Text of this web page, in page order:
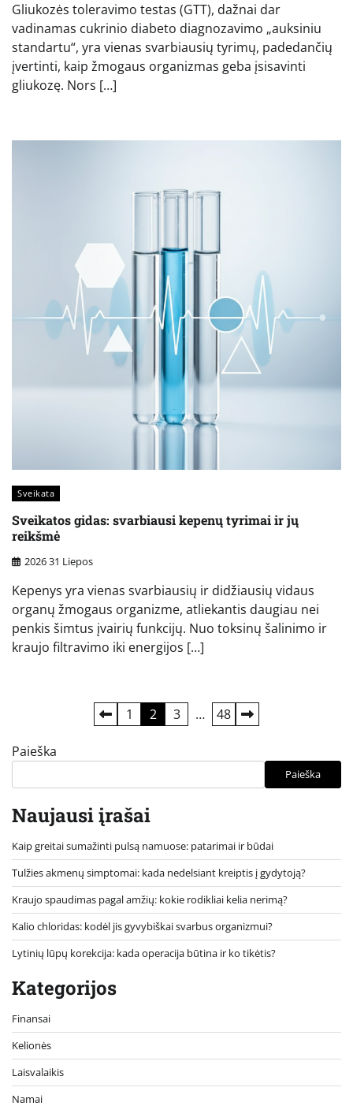
Gliukozės toleravimo testas (GTT), dažnai dar
vadinamas cukrinio diabeto diagnozavimo „auksiniu
standartu“, yra vienas svarbiausių tyrimų, padedančių
įvertinti, kaip žmogaus organizmas geba įsisavinti
gliukozę. Nors […]
Sveikata
Sveikatos gidas: svarbiausi kepenų tyrimai ir jų
reikšmė
2026 31 Liepos
Kepenys yra vienas svarbiausių ir didžiausių vidaus
organų žmogaus organizme, atliekantis daugiau nei
penkis šimtus įvairių funkcijų. Nuo toksinų šalinimo ir
kraujo filtravimo iki energijos […]
puslapiavimas
1 2 3 … 48
Paieška
Paieška
Naujausi įrašai
Kaip greitai sumažinti pulsą namuose: patarimai ir būdai
Tulžies akmenų simptomai: kada nedelsiant kreiptis į gydytoją?
Kraujo spaudimas pagal amžių: kokie rodikliai kelia nerimą?
Kalio chloridas: kodėl jis gyvybiškai svarbus organizmui?
Lytinių lūpų korekcija: kada operacija būtina ir ko tikėtis?
Kategorijos
Finansai
Kelionės
Laisvalaikis
Namai